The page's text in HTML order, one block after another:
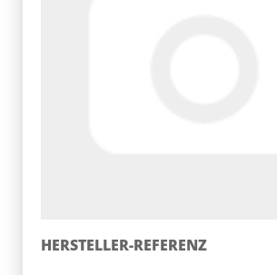
HERSTELLER-REFERENZ